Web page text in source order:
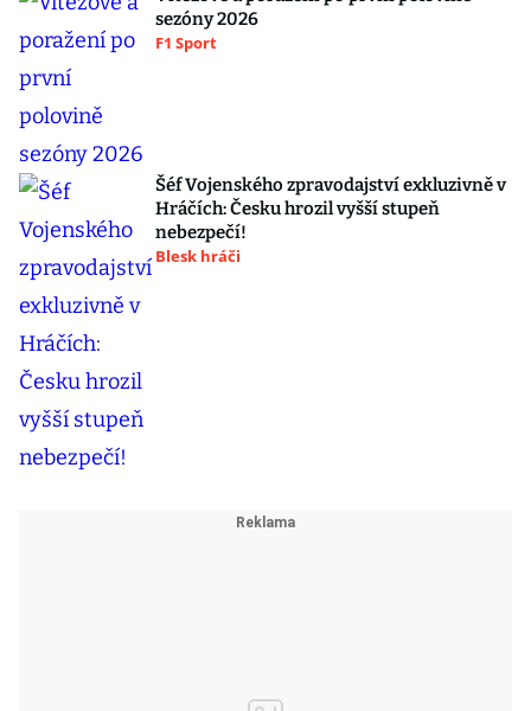
sezóny 2026
F1 Sport
Šéf Vojenského zpravodajství exkluzivně v
Hráčích: Česku hrozil vyšší stupeň
nebezpečí!
Blesk hráči